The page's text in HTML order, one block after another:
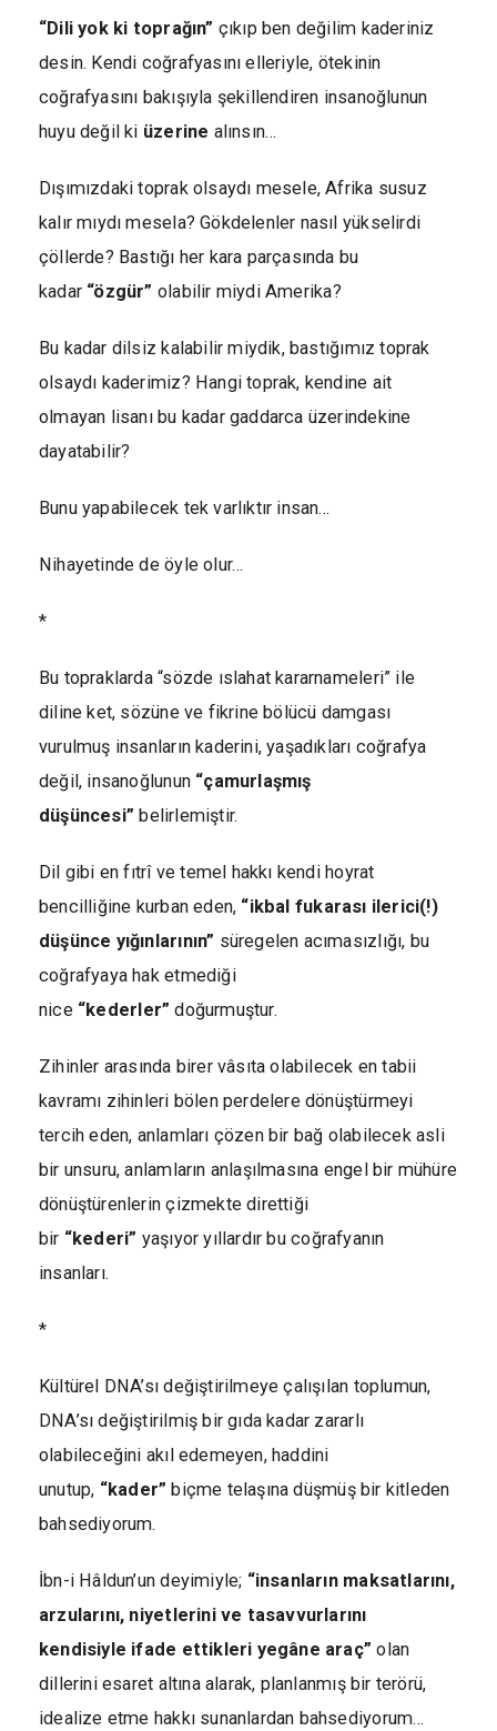
“Dili yok ki toprağın” çıkıp ben değilim kaderiniz
desin. Kendi coğrafyasını elleriyle, ötekinin
coğrafyasını bakışıyla şekillendiren insanoğlunun
huyu değil ki üzerine alınsın…
Dışımızdaki toprak olsaydı mesele, Afrika susuz
kalır mıydı mesela? Gökdelenler nasıl yükselirdi
çöllerde? Bastığı her kara parçasında bu
kadar “özgür” olabilir miydi Amerika?
Bu kadar dilsiz kalabilir miydik, bastığımız toprak
olsaydı kaderimiz? Hangi toprak, kendine ait
olmayan lisanı bu kadar gaddarca üzerindekine
dayatabilir?
Bunu yapabilecek tek varlıktır insan…
Nihayetinde de öyle olur…
*
Bu topraklarda “sözde ıslahat kararnameleri” ile
diline ket, sözüne ve fikrine bölücü damgası
vurulmuş insanların kaderini, yaşadıkları coğrafya
değil, insanoğlunun “çamurlaşmış
düşüncesi” belirlemiştir.
Dil gibi en fıtrî ve temel hakkı kendi hoyrat
bencilliğine kurban eden, “ikbal fukarası ilerici(!)
düşünce yığınlarının” süregelen acımasızlığı, bu
coğrafyaya hak etmediği
nice “kederler”doğurmuştur.
Zihinler arasında birer vâsıta olabilecek en tabii
kavramı zihinleri bölen perdelere dönüştürmeyi
tercih eden, anlamları çözen bir bağ olabilecek asli
bir unsuru, anlamların anlaşılmasına engel bir mühüre
dönüştürenlerin çizmekte direttiği
bir “kederi” yaşıyor yıllardır bu coğrafyanın
insanları.
*
Kültürel DNA’sı değiştirilmeye çalışılan toplumun,
DNA’sı değiştirilmiş bir gıda kadar zararlı
olabileceğini akıl edemeyen, haddini
unutup, “kader” biçme telaşına düşmüş bir kitleden
bahsediyorum.
İbn-i Hâldun’un deyimiyle; “insanların maksatlarını,
arzularını, niyetlerini ve tasavvurlarını
kendisiyle ifade ettikleri yegâne araç” olan
dillerini esaret altına alarak, planlanmış bir terörü,
idealize etme hakkı sunanlardan bahsediyorum…